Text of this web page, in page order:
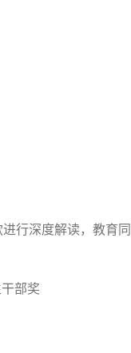
行深度解读，教育同
部奖